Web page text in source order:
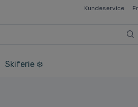
Kundeservice
Skiferie ❄️